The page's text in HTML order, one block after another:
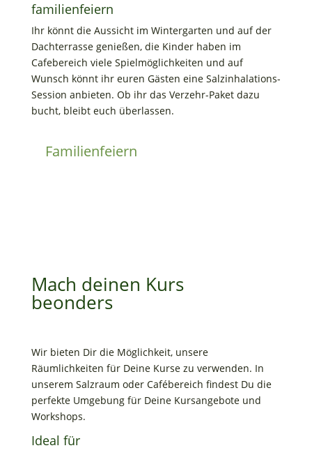
familienfeiern
Ihr könnt die Aussicht im Wintergarten und auf der
Dachterrasse genießen, die Kinder haben im
Cafebereich viele Spielmöglichkeiten und auf
Wunsch könnt ihr euren Gästen eine Salzinhalations-
Session anbieten. Ob ihr das Verzehr-Paket dazu
bucht, bleibt euch überlassen.
Familienfeiern
Mach deinen Kurs
beonders
Wir bieten Dir die Möglichkeit, unsere
Räumlichkeiten für Deine Kurse zu verwenden. In
unserem Salzraum oder Cafébereich findest Du die
perfekte Umgebung für Deine Kursangebote und
Workshops.
Ideal für